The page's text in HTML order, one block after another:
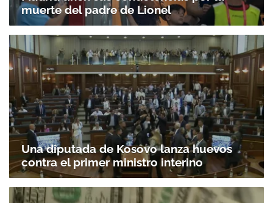
Gracias por suscribirte a nuestro boletín.
ACEPTAR
muerte del padre de Lionel
Una diputada de Kosovo lanza huevos
contra el primer ministro interino